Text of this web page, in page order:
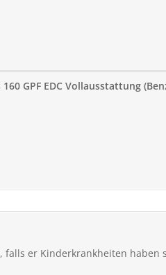
GPF EDC Vollausstattung
er Kinderkrankheiten haben